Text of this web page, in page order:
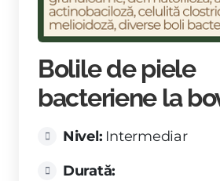
Bolile de piele
bacteriene la
Nivel: Intermediar
Durată: